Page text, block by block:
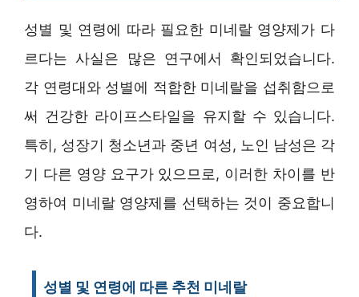
성별 및 연령에 따라 필요한 미네랄 영양제가 다
르다는 사실은 많은 연구에서 확인되었습니다.
각 연령대와 성별에 적합한 미네랄을 섭취함으로
써 건강한 라이프스타일을 유지할 수 있습니다.
특히, 성장기 청소년과 중년 여성, 노인 남성은 각
기 다른 영양 요구가 있으므로, 이러한 차이를 반
영하여 미네랄 영양제를 선택하는 것이 중요합니
다.
성별 및 연령에 따른 추천 미네랄